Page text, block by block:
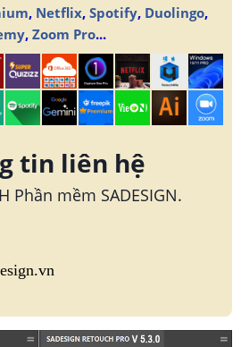
, Netflix, Spotify, Duolingo,
, Zoom Pro...
tin liên hệ
Phần mềm SADESIGN.